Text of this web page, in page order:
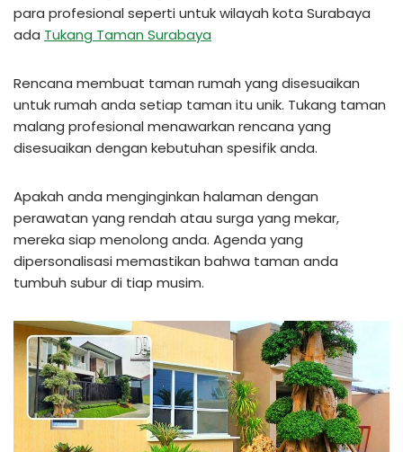
para profesional seperti untuk wilayah kota Surabaya
ada Tukang Taman Surabaya
Rencana membuat taman rumah yang disesuaikan
untuk rumah anda setiap taman itu unik. Tukang taman
malang profesional menawarkan rencana yang
disesuaikan dengan kebutuhan spesifik anda.
Apakah anda menginginkan halaman dengan
perawatan yang rendah atau surga yang mekar,
mereka siap menolong anda. Agenda yang
dipersonalisasi memastikan bahwa taman anda
tumbuh subur di tiap musim.